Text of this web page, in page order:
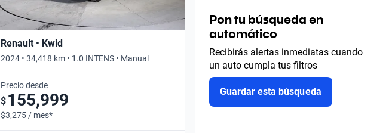
Renault • Kwid
2024 • 34,418 km • 1.0 INTENS • Manual
Precio desde
$ 155,999
$3,275 / mes*
Pon tu búsqueda en
automático
Recibirás alertas inmediatas cuando
un auto cumpla tus filtros
Guardar esta búsqueda